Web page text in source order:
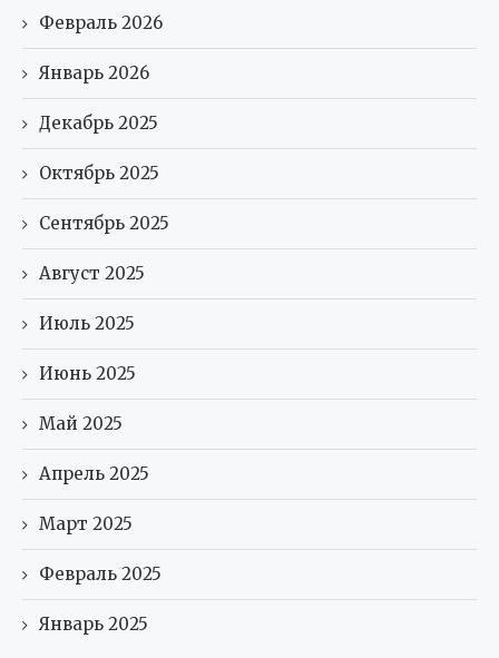
Февраль 2026
Январь 2026
Декабрь 2025
Октябрь 2025
Сентябрь 2025
Август 2025
Июль 2025
Июнь 2025
Май 2025
Апрель 2025
Март 2025
Февраль 2025
Январь 2025